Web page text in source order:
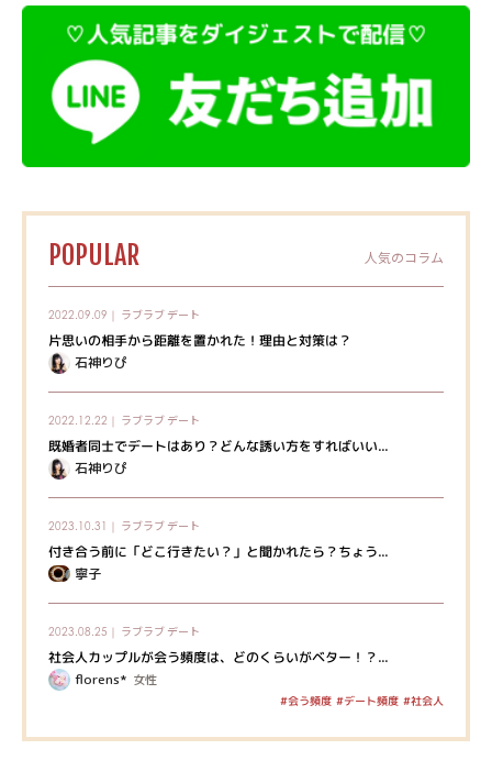
POPULAR 人気のコラム
2022.09.09｜ ラブラブ デート
片思いの相手から距離を置かれた！理由と対策は？
石神りぴ
2022.12.22｜ ラブラブ デート
既婚者同士でデートはあり？どんな誘い方をすればいい...
石神りぴ
2023.10.31｜ ラブラブ デート
付き合う前に「どこ行きたい？」と聞かれたら？ちょう...
寧子
2023.08.25｜ ラブラブ デート
社会人カップルが会う頻度は、どのくらいがベター！？...
florens* 女性
#会う頻度 #デート頻度 #社会人